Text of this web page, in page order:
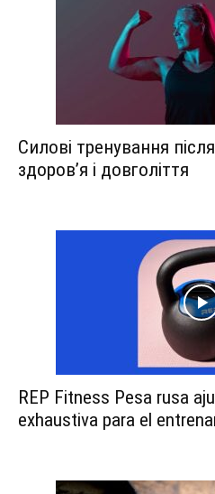
Силові тренування
здоров’я і довголіття
REP Fitness Pesa rusa
exhaustiva para el